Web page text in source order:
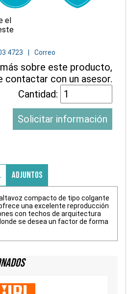
el
4723 Correo
sobre este producto,
contactar con un asesor.
Cantidad:
Solicitar información
ADJUNTOS
compacto de tipo colgante
una excelente reproducción
con techos de arquitectura
se desea un factor de forma